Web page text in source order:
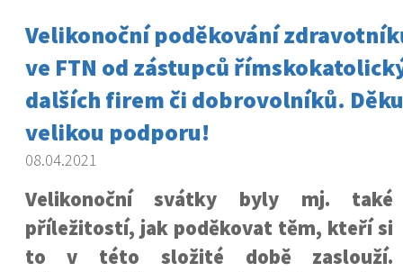
Velikonoční poděkování
ve FTN od zástupců
dalších firem či dobrovolníků.
velikou podporu!
08.04.2021
Velikonoční svátky byly mj. také
příležitostí, jak poděkovat těm, kteří si
to v této složité době zaslouží.